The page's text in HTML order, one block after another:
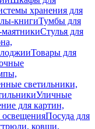
хранения для
книгиТумбы для
маятникиСтулья для
Товары для
светильники,
Уличные
для картин,
освещенияПосуда для
ковши,